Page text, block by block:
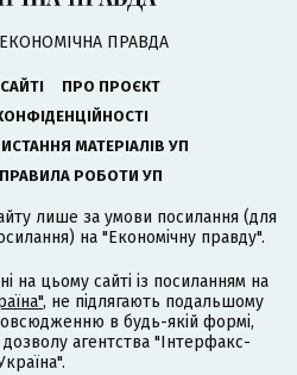
ПРАВДА
ПРО ПРОЄКТ
МАТЕРІАЛІВ УП
РОБОТИ УП
лише за умови посилання (для
на "Економічну правду".
на цьому сайті із посиланням на
, не підлягають подальшому
в будь-якій формі,
агентства "Інтерфакс-